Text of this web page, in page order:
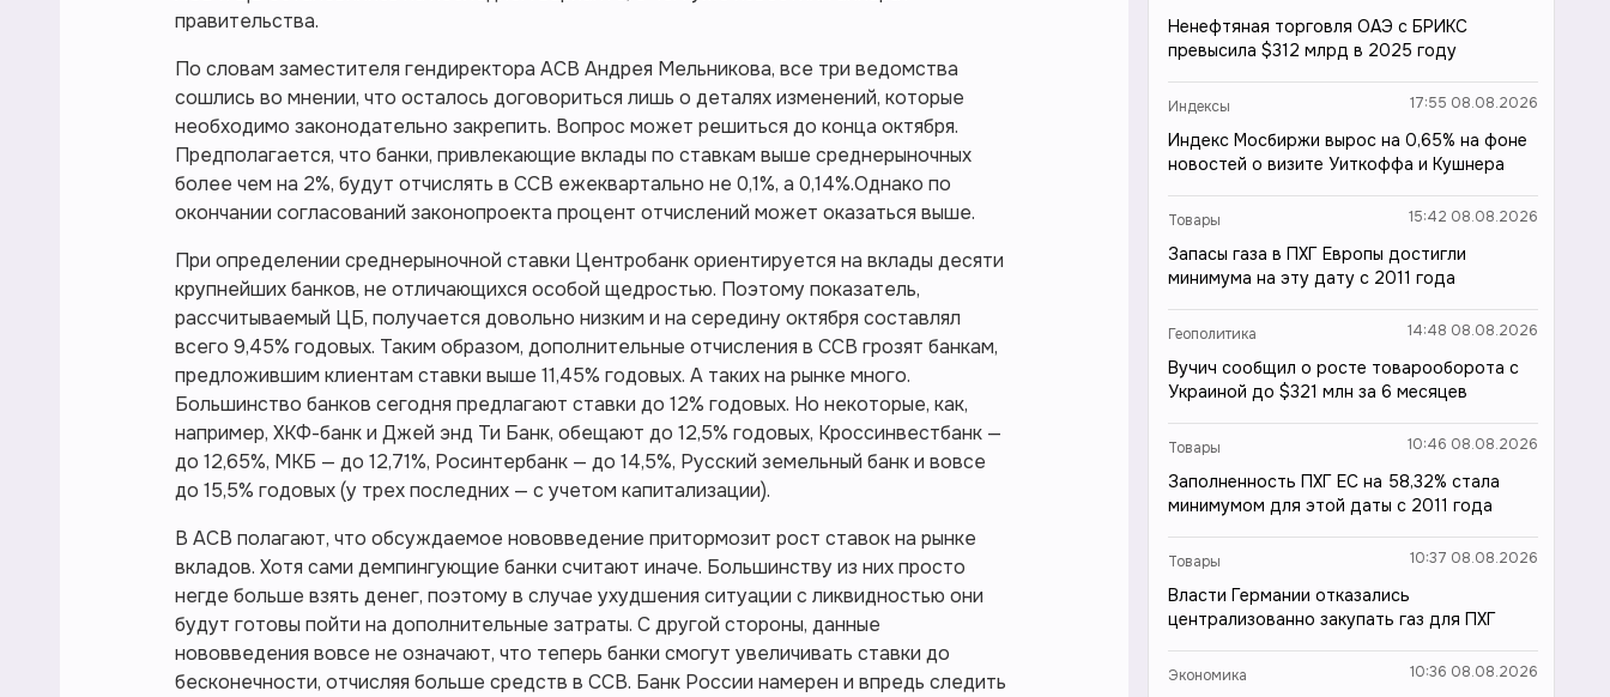
правительства.
По словам заместителя гендиректора АСВ Андрея Мельникова, все три ведомства
сошлись во мнении, что осталось договориться лишь о деталях изменений, которые
необходимо законодательно закрепить. Вопрос может решиться до конца октября.
Предполагается, что банки, привлекающие вклады по ставкам выше среднерыночных
более чем на 2%, будут отчислять в ССВ ежеквартально не 0,1%, а 0,14%.Однако по
окончании согласований законопроекта процент отчислений может оказаться выше.
При определении среднерыночной ставки Центробанк ориентируется на вклады десяти
крупнейших банков, не отличающихся особой щедростью. Поэтому показатель,
рассчитываемый ЦБ, получается довольно низким и на середину октября составлял
всего 9,45% годовых. Таким образом, дополнительные отчисления в ССВ грозят банкам,
предложившим клиентам ставки выше 11,45% годовых. А таких на рынке много.
Большинство банков сегодня предлагают ставки до 12% годовых. Но некоторые, как,
например, ХКФ-банк и Джей энд Ти Банк, обещают до 12,5% годовых, Кроссинвестбанк —
до 12,65%, МКБ — до 12,71%, Росинтербанк — до 14,5%, Русский земельный банк и вовсе
до 15,5% годовых (у трех последних — с учетом капитализации).
В АСВ полагают, что обсуждаемое нововведение притормозит рост ставок на рынке
вкладов. Хотя сами демпингующие банки считают иначе. Большинству из них просто
негде больше взять денег, поэтому в случае ухудшения ситуации с ликвидностью они
будут готовы пойти на дополнительные затраты. С другой стороны, данные
нововведения вовсе не означают, что теперь банки смогут увеличивать ставки до
бесконечности, отчисляя больше средств в ССВ. Банк России намерен и впредь следить
Ненефтяная торговля ОАЭ с БРИКС
превысила $312 млрд в 2025 году
Индексы 17:55 08.08.2026
Индекс Мосбиржи вырос на 0,65% на фоне
новостей о визите Уиткоффа и Кушнера
Товары 15:42 08.08.2026
Запасы газа в ПХГ Европы достигли
минимума на эту дату с 2011 года
Геополитика 14:48 08.08.2026
Вучич сообщил о росте товарооборота с
Украиной до $321 млн за 6 месяцев
Товары 10:46 08.08.2026
Заполненность ПХГ ЕС на 58,32% стала
минимумом для этой даты с 2011 года
Товары 10:37 08.08.2026
Власти Германии отказались
централизованно закупать газ для ПХГ
Экономика 10:36 08.08.2026